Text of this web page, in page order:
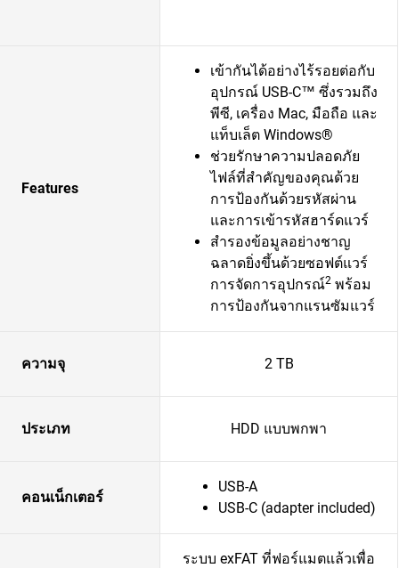
Features
เข้ากันได้อย่างไร้รอยต่อกับ
อุปกรณ์ USB-C™ ซึ่งรวมถึง
พีซี, เครื่อง Mac, มือถือ และ
แท็บเล็ต Windows®
ช่วยรักษาความปลอดภัย
ไฟล์ที่สำคัญของคุณด้วย
การป้องกันด้วยรหัสผ่าน
และการเข้ารหัสฮาร์ดแวร์
สำรองข้อมูลอย่างชาญ
ฉลาดยิ่งขึ้นด้วยซอฟต์แวร์
การจัดการอุปกรณ์2 พร้อม
การป้องกันจากแรนซัมแวร์
ความจุ 2 TB
ประเภท HDD แบบพกพา
คอนเน็กเตอร์
USB-A
USB-C (adapter included)
ระบบ exFAT ที่ฟอร์แมตแล้วเพื่อ